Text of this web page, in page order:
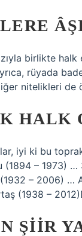
birlikte
rüyada
nitelikleri de
HALK
iyi ki bu
(1894 – 1973)
– 2006) …
(1938 –
ŞIIR